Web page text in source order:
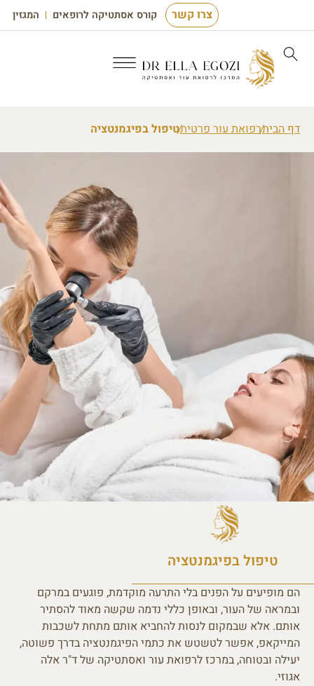
קורס אסתטיקה לרופאים המגזין צרו קשר
דף הביתרפואת עור פרטיתטיפול בפיגמנטציה
טיפול בפיגמנטציה
הם מופיעים על הפנים בלי התרעה מוקדמת, פוגעים במרקם
ובמראה של העור, ובאופן כללי נדמה שקשה מאוד להסתיר
אותם. אלא שבמקום לנסות להחביא אותם מתחת לשכבות
המייקאפ, אפשר לטשטש את כתמי הפיגמנטציה בדרך פשוטה,
יעילה ובטוחה, במרכז לרפואת עור ואסתטיקה של ד"ר אלה
אגוזי.